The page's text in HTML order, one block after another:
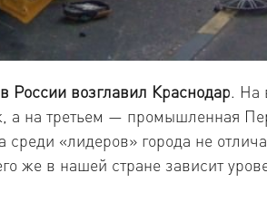
России возглавил Краснодар. На
а на третьем — промышленная
«лидеров» города не
же в нашей стране зависит